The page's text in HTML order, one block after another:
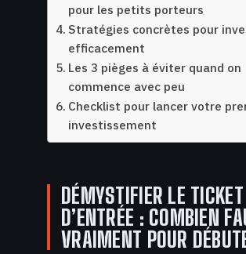
pour les petits porteurs
Stratégies concrètes pour
efficacement
Les 3 pièges à éviter quand on
commence avec peu
Checklist pour lancer votre
investissement
DÉMYSTIFIER LE TICKET
D’ENTRÉE : COMBIEN
VRAIMENT POUR